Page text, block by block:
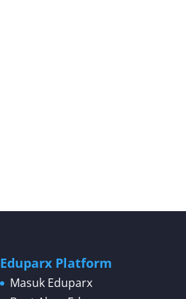
Eduparx Platform
Masuk Eduparx